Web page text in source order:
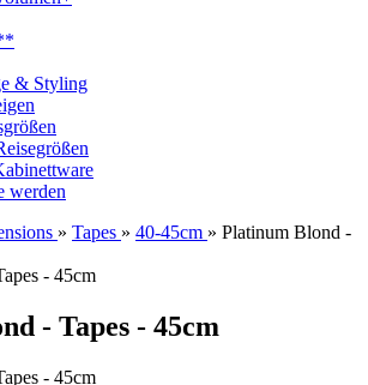
& Styling
werden
» Tapes » 40-45cm » Platinum Blond -
- Tapes - 45cm